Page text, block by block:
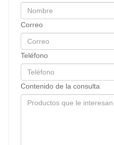
Correo
Teléfono
Contenido de la consulta